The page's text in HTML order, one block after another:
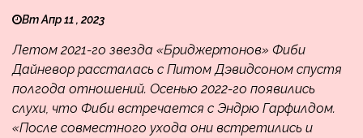
Вт Апр 11 , 2023
Летом 2021-го звезда «Бриджертонов» Фиби
Дайневор рассталась с Питом Дэвидсоном спустя
полгода отношений. Осенью 2022-го появились
слухи, что Фиби встречается с Эндрю Гарфилдом.
«После совместного ухода они встретились и